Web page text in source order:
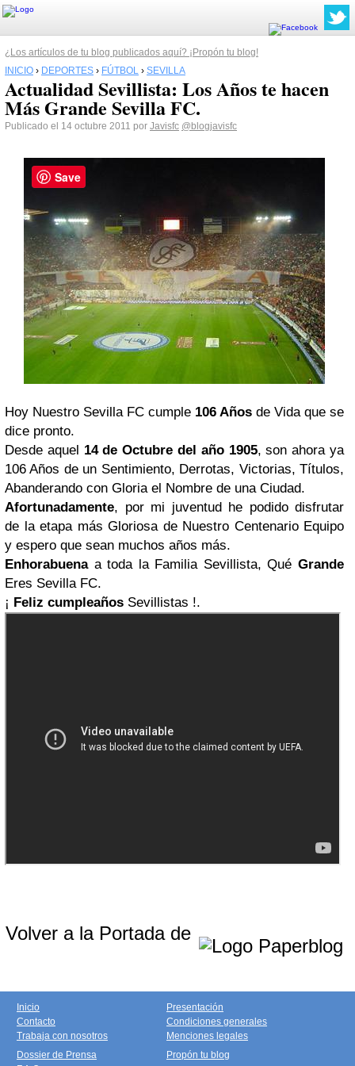
¿Los artículos de tu blog publicados aquí? ¡Propón tu blog!
INICIO › DEPORTES › FÚTBOL › SEVILLA
Actualidad Sevillista: Los Años te hacen
Más Grande Sevilla FC.
Publicado el 14 octubre 2011 por Javisfc @blogjavisfc
Hoy Nuestro Sevilla FC cumple 106 Años de Vida que se
dice pronto.
Desde aquel 14 de Octubre del año 1905, son ahora ya
106 Años de un Sentimiento, Derrotas, Victorias, Títulos,
Abanderando con Gloria el Nombre de una Ciudad.
Afortunadamente, por mi juventud he podido disfrutar
de la etapa más Gloriosa de Nuestro Centenario Equipo
y espero que sean muchos años más.
Enhorabuena a toda la Familia Sevillista, QuéGrande
Eres Sevilla FC.
¡ Feliz cumpleaños Sevillistas !.
Volver a la Portada de
Inicio
Contacto
Trabaja con nosotros
Presentación
Condiciones generales
Menciones legales
Dossier de Prensa
Propón tu blog
Save